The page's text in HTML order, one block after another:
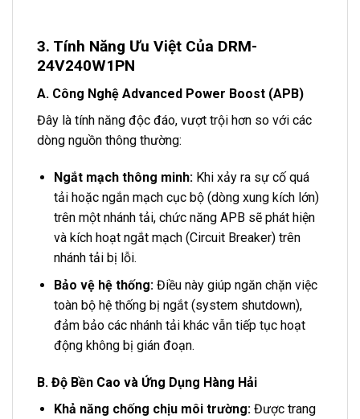
3. Tính Năng Ưu Việt Của DRM-
24V240W1PN
A. Công Nghệ Advanced Power Boost (APB)
Đây là tính năng độc đáo, vượt trội hơn so với các
dòng nguồn thông thường:
Ngắt mạch thông minh:Khi xảy ra sự cố quá
tải hoặc ngắn mạch cục bộ (dòng xung kích lớn)
trên một nhánh tải, chức năng APB sẽ phát hiện
và kích hoạt ngắt mạch (Circuit Breaker) trên
nhánh tải bị lỗi.
Bảo vệ hệ thống:Điều này giúp ngăn chặn việc
toàn bộ hệ thống bị ngắt (system shutdown),
đảm bảo các nhánh tải khác vẫn tiếp tục hoạt
động không bị gián đoạn.
B. Độ Bền Cao và Ứng Dụng Hàng Hải
Khả năng chống chịu môi trường:Được trang